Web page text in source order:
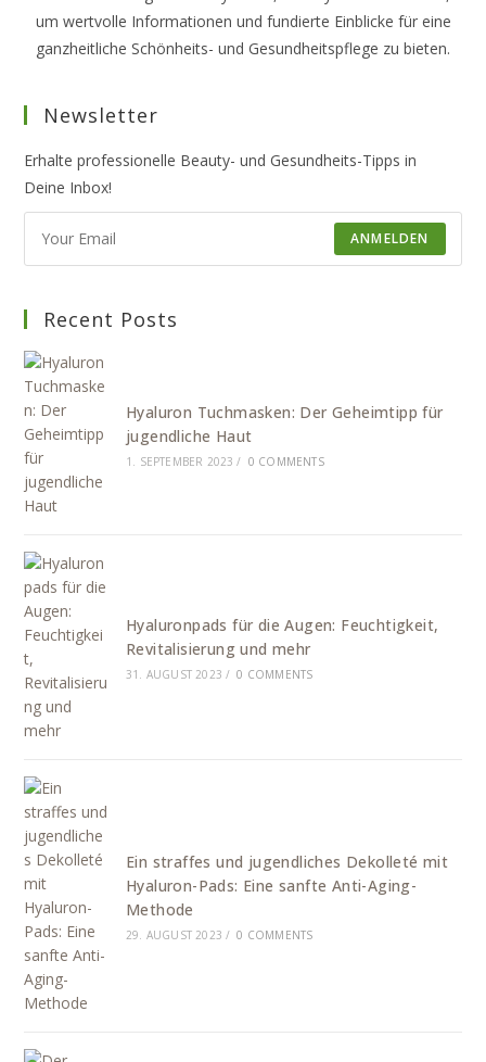
um wertvolle Informationen und fundierte Einblicke für eine
ganzheitliche Schönheits- und Gesundheitspflege zu bieten.
Newsletter
Erhalte professionelle Beauty- und Gesundheits-Tipps in
Deine Inbox!
ANMELDEN
Recent Posts
Hyaluron Tuchmasken: Der Geheimtipp für
jugendliche Haut
1. SEPTEMBER 2023 / 0 COMMENTS
Hyaluronpads für die Augen: Feuchtigkeit,
Revitalisierung und mehr
31. AUGUST 2023 / 0 COMMENTS
Ein straffes und jugendliches Dekolleté mit
Hyaluron-Pads: Eine sanfte Anti-Aging-
Methode
29. AUGUST 2023 / 0 COMMENTS